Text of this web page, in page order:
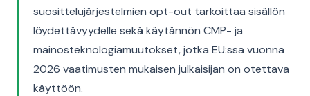
suosittelujärjestelmien opt-out tarkoittaa sisällön
löydettävyydelle sekä käytännön CMP- ja
mainosteknologiamuutokset, jotka EU:ssa vuonna
2026 vaatimusten mukaisen julkaisijan on otettava
käyttöön.